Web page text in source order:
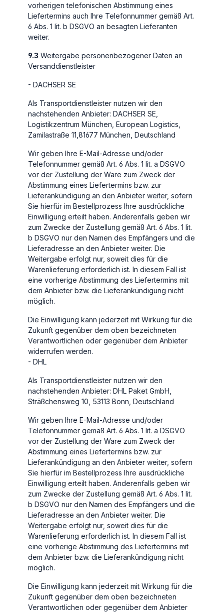
vorherigen telefonischen Abstimmung eines
Liefertermins auch Ihre Telefonnummer gemäß Art.
6 Abs. 1 lit. b DSGVO an besagten Lieferanten
weiter.
9.3 Weitergabe personenbezogener Daten an
Versanddienstleister
- DACHSER SE
Als Transportdienstleister nutzen wir den
nachstehenden Anbieter: DACHSER SE,
Logistikzentrum München, European Logistics,
Zamilastraße 11,81677 München, Deutschland
Wir geben Ihre E-Mail-Adresse und/oder
Telefonnummer gemäß Art. 6 Abs. 1 lit. a DSGVO
vor der Zustellung der Ware zum Zweck der
Abstimmung eines Liefertermins bzw. zur
Lieferankündigung an den Anbieter weiter, sofern
Sie hierfür im Bestellprozess Ihre ausdrückliche
Einwilligung erteilt haben. Anderenfalls geben wir
zum Zwecke der Zustellung gemäß Art. 6 Abs. 1 lit.
b DSGVO nur den Namen des Empfängers und die
Lieferadresse an den Anbieter weiter. Die
Weitergabe erfolgt nur, soweit dies für die
Warenlieferung erforderlich ist. In diesem Fall ist
eine vorherige Abstimmung des Liefertermins mit
dem Anbieter bzw. die Lieferankündigung nicht
möglich.
Die Einwilligung kann jederzeit mit Wirkung für die
Zukunft gegenüber dem oben bezeichneten
Verantwortlichen oder gegenüber dem Anbieter
widerrufen werden.
- DHL
Als Transportdienstleister nutzen wir den
nachstehenden Anbieter: DHL Paket GmbH,
Sträßchensweg 10, 53113 Bonn, Deutschland
Wir geben Ihre E-Mail-Adresse und/oder
Telefonnummer gemäß Art. 6 Abs. 1 lit. a DSGVO
vor der Zustellung der Ware zum Zweck der
Abstimmung eines Liefertermins bzw. zur
Lieferankündigung an den Anbieter weiter, sofern
Sie hierfür im Bestellprozess Ihre ausdrückliche
Einwilligung erteilt haben. Anderenfalls geben wir
zum Zwecke der Zustellung gemäß Art. 6 Abs. 1 lit.
b DSGVO nur den Namen des Empfängers und die
Lieferadresse an den Anbieter weiter. Die
Weitergabe erfolgt nur, soweit dies für die
Warenlieferung erforderlich ist. In diesem Fall ist
eine vorherige Abstimmung des Liefertermins mit
dem Anbieter bzw. die Lieferankündigung nicht
möglich.
Die Einwilligung kann jederzeit mit Wirkung für die
Zukunft gegenüber dem oben bezeichneten
Verantwortlichen oder gegenüber dem Anbieter